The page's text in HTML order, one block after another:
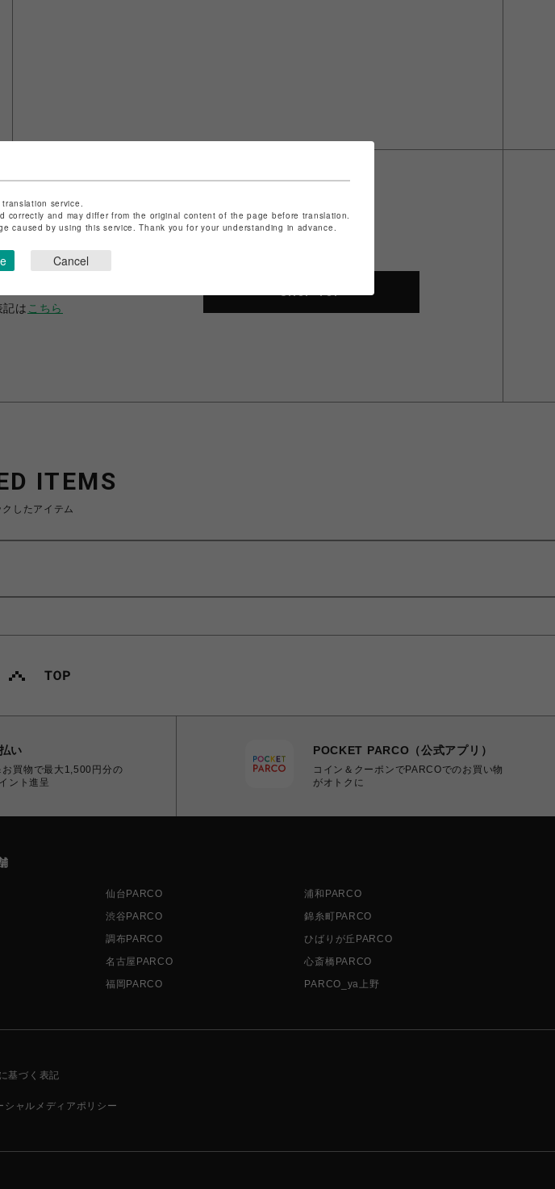
は こちら
ITEMS
したアイテム
い
お買物で最大1,500円分の
ント進呈
POCKET PARCO（公式アプリ）
コイン＆クーポンでPARCOでのお買い物
がオトクに
仙台PARCO
浦和PARCO
渋谷PARCO
錦糸町PARCO
調布PARCO
ひばりが丘PARCO
名古屋PARCO
心斎橋PARCO
福岡PARCO PARCO_ya上野
基づく表記
シャルメディアポリシー
service.
and may differ from the original content of the page before translation.
caused by using this service. Thank you for your understanding in advance.
Cancel